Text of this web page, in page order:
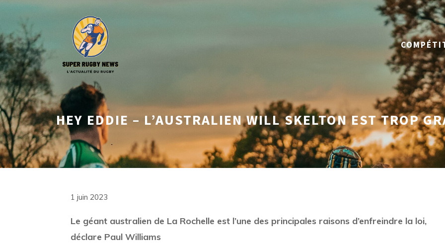
Aller
contenu
HEY EDDIE – L’AUSTRALIEN WILL SKELTON EST TROP
1 juin 2023
Le géant australien de La Rochelle est l’une des principales raisons d’enfreindre la loi,
déclare Paul Williams